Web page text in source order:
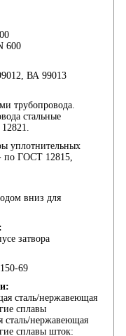
600
ВА 99013
трубопровода.
стальные
уплотнительных
по ГОСТ 12815,
вниз для
затвора
69
сталь/нержавеющая
сплавы
сталь/нержавеющая
сплавы шток: